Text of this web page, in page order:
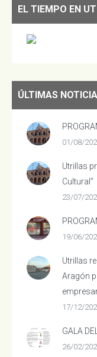
EL TIEMPO EN
ÚLTIMAS
01/08/
Utrillas
Cultural”
23/07/
19/06/
Utrillas
Aragón
17/12/
GALA
26/02/